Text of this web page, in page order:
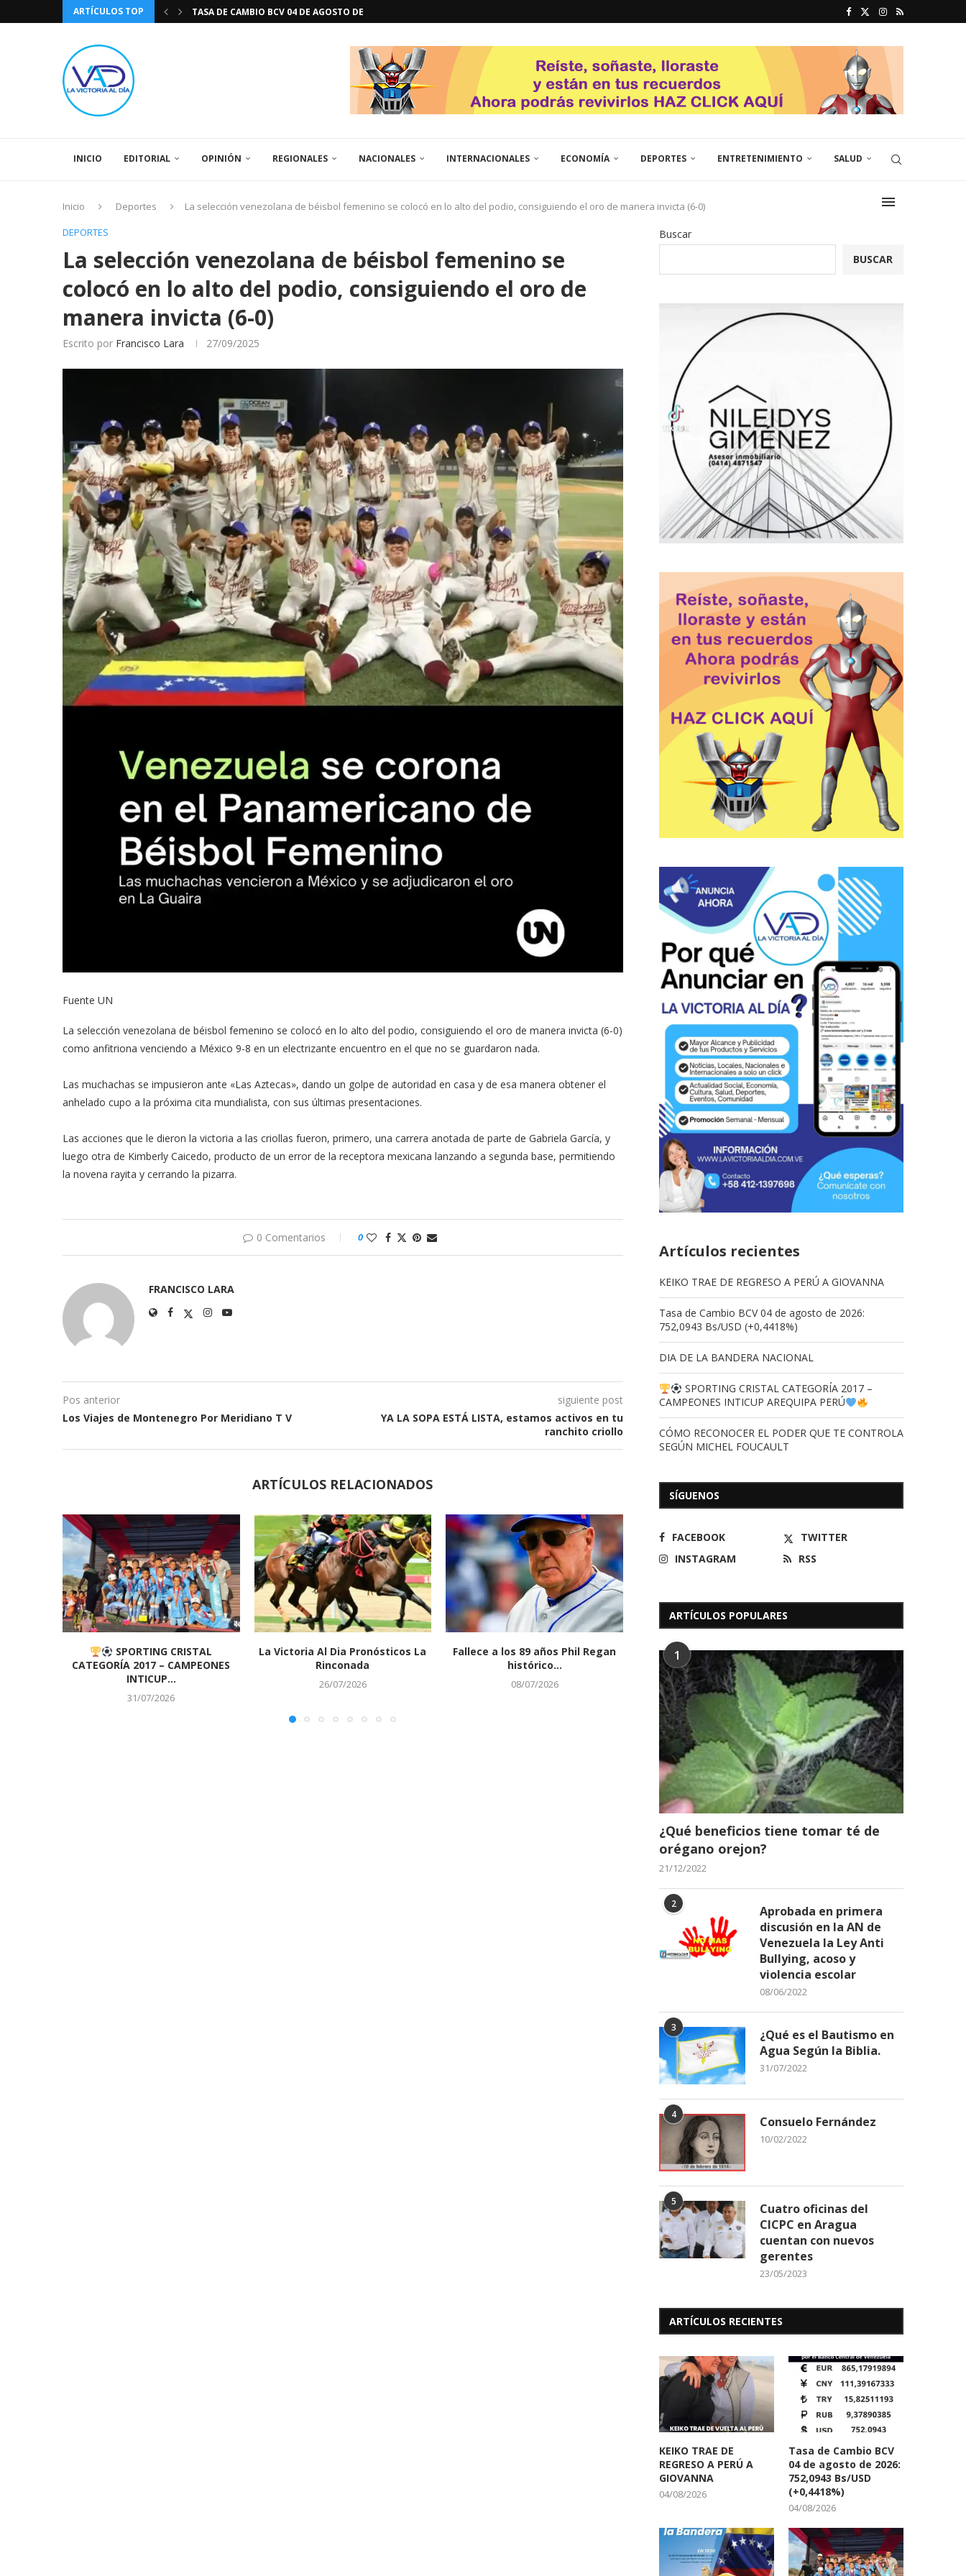
ARTÍCULOS TOP
TASA DE CAMBIO BCV 04 DE AGOSTO DE...
INICIO EDITORIAL OPINIÓN REGIONALES NACIONALES INTERNACIONALES ECONOMÍA DEPORTES ENTRETENIMIENTO SALUD
Inicio Deportes
La selección venezolana de béisbol femenino se colocó en lo alto del podio, consiguiendo el oro de manera invicta (6-0)
DEPORTES
La selección venezolana de béisbol femenino se
colocó en lo alto del podio, consiguiendo el oro de
manera invicta (6-0)
Escrito por Francisco Lara 27/09/2025
Fuente UN
La selección venezolana de béisbol femenino se colocó en lo alto del podio, consiguiendo el oro de manera invicta (6-0)
como anfitriona venciendo a México 9-8 en un electrizante encuentro en el que no se guardaron nada.
Las muchachas se impusieron ante «Las Aztecas», dando un golpe de autoridad en casa y de esa manera obtener el
anhelado cupo a la próxima cita mundialista, con sus últimas presentaciones.
Las acciones que le dieron la victoria a las criollas fueron, primero, una carrera anotada de parte de Gabriela García, y
luego otra de Kimberly Caicedo, producto de un error de la receptora mexicana lanzando a segunda base, permitiendo
la novena rayita y cerrando la pizarra.
0 Comentarios 0
FRANCISCO LARA
Pos anterior
Los Viajes de Montenegro Por Meridiano T V
siguiente post
YA LA SOPA ESTÁ LISTA, estamos activos en tu
ranchito criollo
ARTÍCULOS RELACIONADOS
SPORTING CRISTAL
CATEGORÍA 2017 – CAMPEONES
INTICUP...
31/07/2026
La Victoria Al Dia Pronósticos La
Rinconada
26/07/2026
Fallece a los 89 años Phil Regan
histórico...
08/07/2026
Venezuela logra histórica
clasificación al Mundial Sub-19
tras...
17/06/2026
LA VICTORIA AL DIA
LA RINCONADA
16/05/2026
Buscar
BUSCAR
Artículos recientes
KEIKO TRAE DE REGRESO A PERÚ A GIOVANNA
Tasa de Cambio BCV 04 de agosto de 2026:
752,0943 Bs/USD (+0,4418%)
DIA DE LA BANDERA NACIONAL
SPORTING CRISTAL CATEGORÍA 2017 –
CAMPEONES INTICUP AREQUIPA PERÚ
CÓMO RECONOCER EL PODER QUE TE CONTROLA
SEGÚN MICHEL FOUCAULT
SÍGUENOS
FACEBOOK
TWITTER
INSTAGRAM
RSS
ARTÍCULOS POPULARES
1
¿Qué beneficios tiene tomar té de
orégano orejon?
21/12/2022
2
Aprobada en primera
discusión en la AN de
Venezuela la Ley Anti
Bullying, acoso y
violencia escolar
08/06/2022
3
¿Qué es el Bautismo en
Agua Según la Biblia.
31/07/2022
4 Consuelo Fernández
10/02/2022
5
Cuatro oficinas del
CICPC en Aragua
cuentan con nuevos
gerentes
23/05/2023
ARTÍCULOS RECIENTES
KEIKO TRAE DE
REGRESO A PERÚ A
GIOVANNA
04/08/2026
Tasa de Cambio BCV
04 de agosto de 2026:
752,0943 Bs/USD
(+0,4418%)
04/08/2026